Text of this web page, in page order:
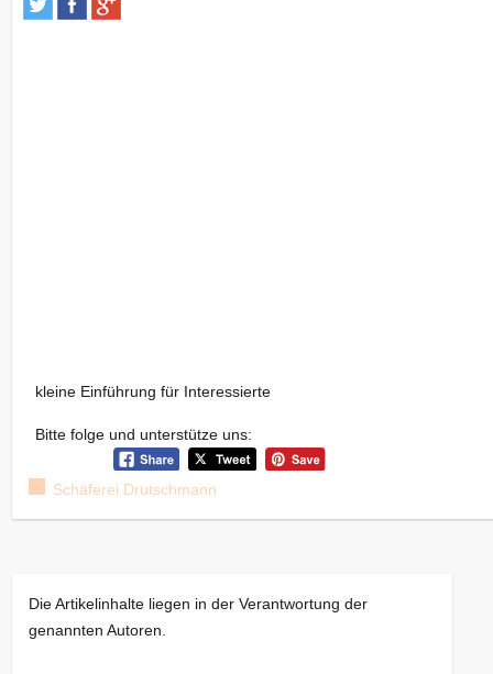
kleine Einführung für Interessierte
Bitte folge und unterstütze uns:
Schäferei Drutschmann
Die Artikelinhalte liegen in der Verantwortung der
genannten Autoren.